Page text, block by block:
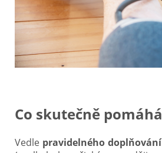
Co skutečně pomáhá
Vedle pravidelného